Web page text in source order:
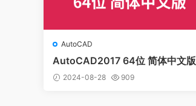
AutoCAD
AutoCAD2017 64位 简体中文版
(含序列号、密钥、注册机、安装教
程)
2024-08-28 909